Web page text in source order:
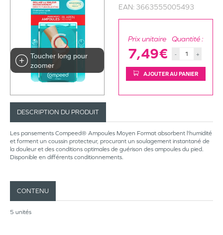
Toucher long pour
zoomer
EAN: 3663555005493
Prix unitaire
7,49€
Quantité :
- +
AJOUTER AU PANIER
DESCRIPTION DU PRODUIT
Les pansements Compeed® Ampoules Moyen Format absorbent l'humidité
et forment un coussin protecteur, procurant un soulagement instantané de
la douleur et des conditions optimales de guérison des ampoules du pied.
Disponible en différents conditionnements.
CONTENU
5 unités